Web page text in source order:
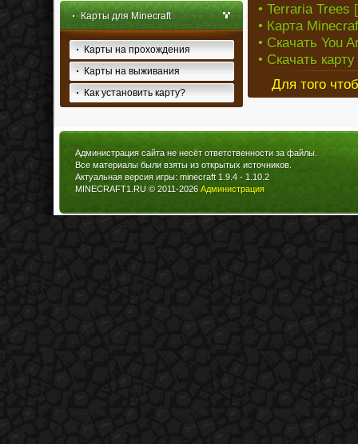
Карты для Minecraft
Карты на прохождения
Карты на выживания
Как установить карту?
• Terraria Trees
• Карта
• Скачать You
• Скачать
Для того
Администрация сайта не несёт ответственности за файлы.
Все материалы были взяты из открытых источников.
Актуальная версия игры: minecraft 1.9.4 - 1.10.2
MINECRAFT1.RU © 2011-2026 Администрация